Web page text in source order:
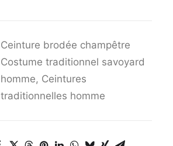
Ceinture brodée champêtre
Costume traditionnel savoyard
homme, Ceintures
traditionnelles homme